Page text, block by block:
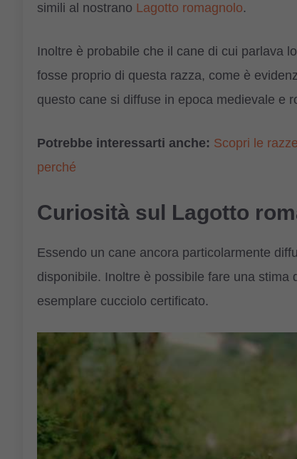
simili al nostrano Lagotto romagnolo.
Inoltre è probabile che il cane di cui parlava
fosse proprio di questa razza, come è
questo cane si diffuse in epoca medievale e
Potrebbe interessarti anche: Scopri le
perché
Curiosità sul Lagotto
Essendo un cane ancora particolarmente
disponibile. Inoltre è possibile fare una
esemplare cucciolo certificato.